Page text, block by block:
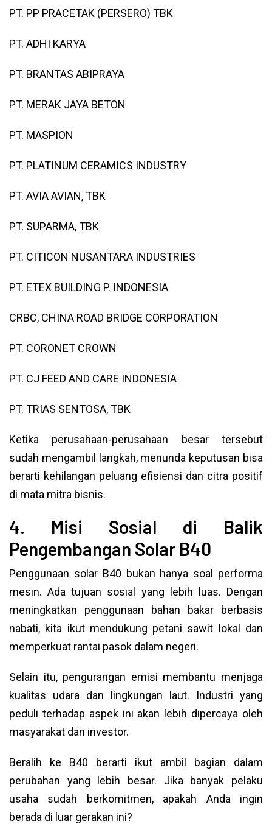
PT. PP PRACETAK (PERSERO) TBK
PT. ADHI KARYA
PT. BRANTAS ABIPRAYA
PT. MERAK JAYA BETON
PT. MASPION
PT. PLATINUM CERAMICS INDUSTRY
PT. AVIA AVIAN, TBK
PT. SUPARMA, TBK
PT. CITICON NUSANTARA INDUSTRIES
PT. ETEX BUILDING P. INDONESIA
CRBC, CHINA ROAD BRIDGE CORPORATION
PT. CORONET CROWN
PT. CJ FEED AND CARE INDONESIA
PT. TRIAS SENTOSA, TBK
Ketika perusahaan-perusahaan besar tersebut
sudah mengambil langkah, menunda keputusan bisa
berarti kehilangan peluang efisiensi dan citra positif
di mata mitra bisnis.
4. Misi Sosial di Balik
Pengembangan Solar B40
Penggunaan solar B40 bukan hanya soal performa
mesin. Ada tujuan sosial yang lebih luas. Dengan
meningkatkan penggunaan bahan bakar berbasis
nabati, kita ikut mendukung petani sawit lokal dan
memperkuat rantai pasok dalam negeri.
Selain itu, pengurangan emisi membantu menjaga
kualitas udara dan lingkungan laut. Industri yang
peduli terhadap aspek ini akan lebih dipercaya oleh
masyarakat dan investor.
Beralih ke B40 berarti ikut ambil bagian dalam
perubahan yang lebih besar. Jika banyak pelaku
usaha sudah berkomitmen, apakah Anda ingin
berada di luar gerakan ini?